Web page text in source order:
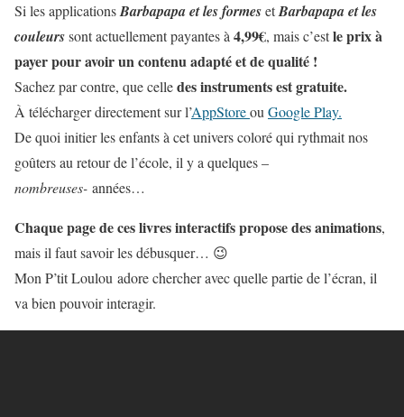
Si les applicationsBarbapapa et les formesetBarbapapa et les
couleurssont actuellement payantes à 4,99€, mais c’estle prix à
payer pour avoir un contenu adapté et de qualité !
Sachez par contre, que celledes instruments est gratuite.
À télécharger directement sur l’AppStoreou Google Play.
De quoi initier les enfants à cet univers coloré qui rythmait nos
goûters au retour de l’école, il y a quelques –
nombreuses- années…
Chaque page de ces livres interactifs propose des animations,
mais il faut savoir les débusquer… 😉
Mon P’tit Loulou adore chercher avec quelle partie de l’écran, il
va bien pouvoir interagir.